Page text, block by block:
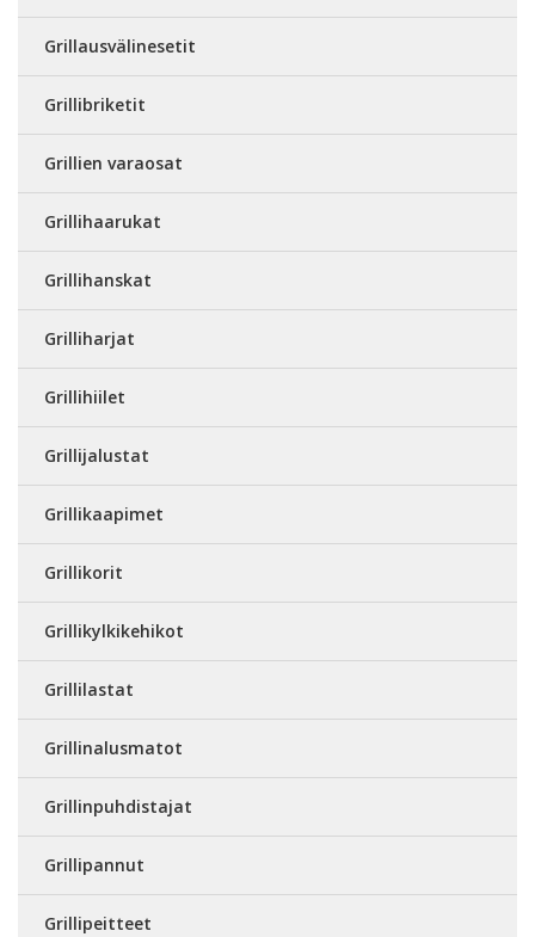
Grillausvälinesetit
Grillibriketit
Grillien varaosat
Grillihaarukat
Grillihanskat
Grilliharjat
Grillihiilet
Grillijalustat
Grillikaapimet
Grillikorit
Grillikylkikehikot
Grillilastat
Grillinalusmatot
Grillinpuhdistajat
Grillipannut
Grillipeitteet